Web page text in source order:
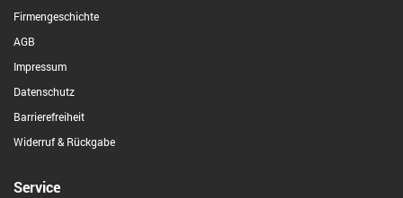
Firmengeschichte
AGB
Impressum
Datenschutz
Barrierefreiheit
Widerruf & Rückgabe
Service